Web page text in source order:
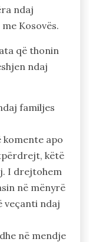
ndaj
Kosovës.
që thonin
ndaj
familjes
komente apo
këtë
I drejtohem
në mënyrë
veçanti ndaj
në mendje